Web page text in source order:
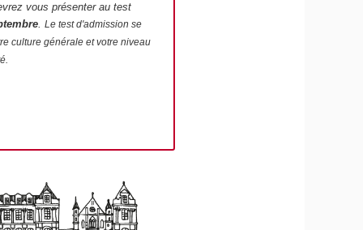
vous présenter au test
.Le test d'admission se
culture générale et votre niveau